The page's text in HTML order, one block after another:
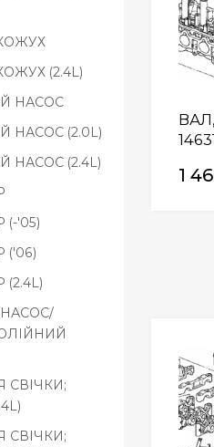
1
(2.4L)
НАСОС
НАСОС (2.0L)
НАСОС (2.4L)
(-'05)
('06)
СВІЧКИ;
СВІЧКИ;